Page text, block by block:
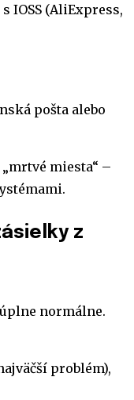
IOSS (AliExpress,
pošta alebo
miesta“ –
z
normálne.
problém),